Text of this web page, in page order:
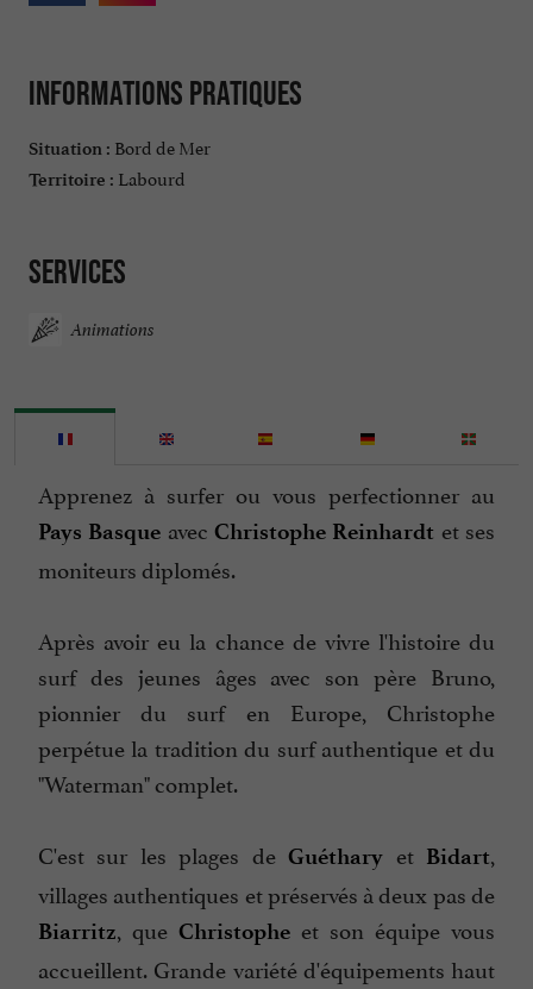
Informations pratiques
Situation : Bord de Mer
Territoire : Labourd
Services
Animations
Apprenez à surfer ou vous perfectionner au
Pays Basque avecChristophe Reinhardt et ses
moniteurs diplomés.
Après avoir eu la chance de vivre l'histoire du
surf des jeunes âges avec son père Bruno,
pionnier du surf en Europe, Christophe
perpétue la tradition du surf authentique et du
"Waterman" complet.
C'est sur les plages deGuéthary et Bidart,
villages authentiques et préservés à deux pas de
Biarritz, que Christophe et son équipe vous
accueillent. Grande variété d'équipements haut